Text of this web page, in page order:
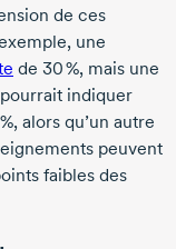
de ces
une
de 30 %, mais une
indiquer
alors qu’un autre
peuvent
faibles des